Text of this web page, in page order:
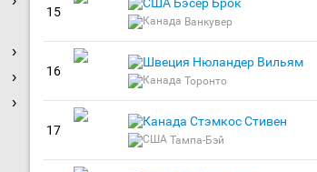
15
Ванкувер
16
Нюландер Вильям
Торонто
17
Стэмкос Стивен
Тампа-Бэй